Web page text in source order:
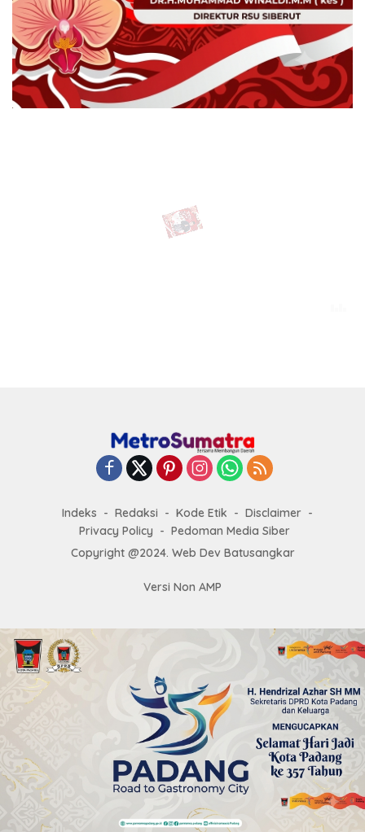
Indeks Redaksi Kode Etik
Disclaimer
Privacy Policy
Pedoman Media Siber
Copyright @2024. Web Dev Batusangkar
Versi Non AMP